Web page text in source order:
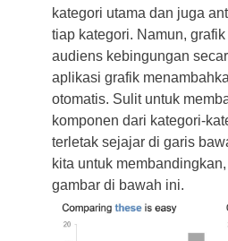
kategori utama dan juga
tiap kategori. Namun,
audiens kebingungan
aplikasi grafik
otomatis. Sulit untuk
komponen dari kategori-
terletak sejajar di garis
kita untuk
gambar di bawah ini.